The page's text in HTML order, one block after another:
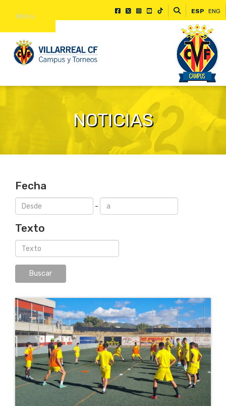
Menu ESP ENG
NOTICIAS
Fecha
-
Texto